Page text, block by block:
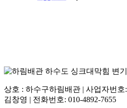
상호 : 하수구하림배관 | 사업자번호
김창영 | 전화번호: 010-4892-7655